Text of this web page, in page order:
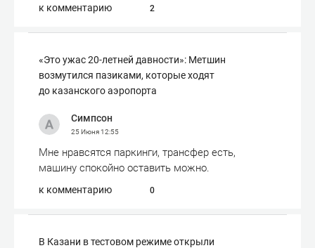
к комментарию 2
«Это ужас 20-летней давности»: Метшин
возмутился пазиками, которые ходят
до казанского аэропорта
Симпсон
25 Июня12:55
Мне нравсятся паркинги, трансфер есть,
машину спокойно оставить можно.
к комментарию 0
В Казани в тестовом режиме открыли